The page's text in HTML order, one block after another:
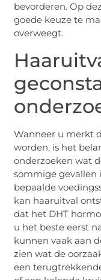
bevorderen. Op
goede keuze te
overweegt.
Wanneer u merkt
worden, is het
onderzoeken wat
sommige gevallen
bepaalde
kan haaruitval
dat het DHT
u het beste eerst
kunnen vaak aan
zien wat de
een